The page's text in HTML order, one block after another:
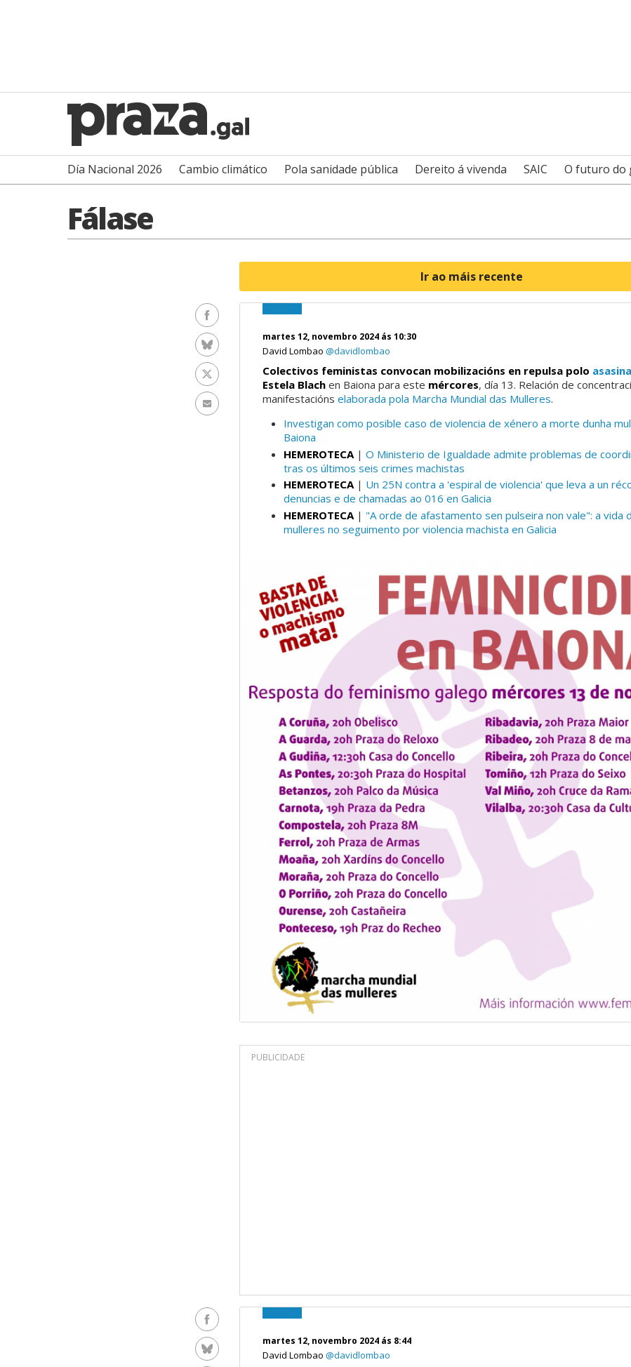
Día Nacional 2026 Cambio climático Pola sanidade pública Dereito á vivenda SAIC O futuro do
Fálase
Ir ao máis recente
martes 12, novembro 2024 ás 10:30
David Lombao @davidlombao
Colectivos feministas convocan mobilizacións en repulsa polo
Estela Blach en Baiona para este mércores, día 13. Relación de
manifestacións elaborada pola Marcha Mundial das Mulleres.
Investigan como posible caso de violencia de xénero a morte dunha
Baiona
HEMEROTECA | O Ministerio de Igualdade admite problemas de
tras os últimos seis crimes machistas
HEMEROTECA| Un 25N contra a 'espiral de violencia' que leva a un
denuncias e de chamadas ao 016 en Galicia
HEMEROTECA| "A orde de afastamento sen pulseira non vale": a vida
mulleres no seguimento por violencia machista en Galicia
Facebook
Bluesky
Twitter
Enviar por e-mail
PUBLICIDADE
martes 12, novembro 2024 ás 8:44
David Lombao @davidlombao
Facebook
Bluesky